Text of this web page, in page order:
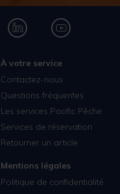
À votre service
Contactez-nous
Questions fréquentes
Les services Pacific Pêche
Services de réservation
Retourner un article
Mentions légales
Politique de confidentialité